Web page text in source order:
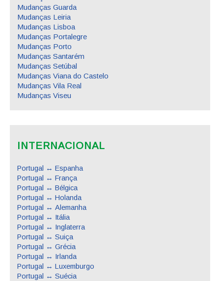
Mudanças Guarda
Mudanças Leiria
Mudanças Lisboa
Mudanças Portalegre
Mudanças Porto
Mudanças Santarém
Mudanças Setúbal
Mudanças Viana do Castelo
Mudanças Vila Real
Mudanças Viseu
INTERNACIONAL
Portugal ↔ Espanha
Portugal ↔ França
Portugal ↔ Bélgica
Portugal ↔ Holanda
Portugal ↔ Alemanha
Portugal ↔ Itália
Portugal ↔ Inglaterra
Portugal ↔ Suiça
Portugal ↔ Grécia
Portugal ↔ Irlanda
Portugal ↔ Luxemburgo
Portugal ↔ Suécia